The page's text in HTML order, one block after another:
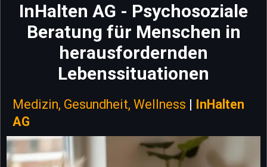
InHalten AG - Psychosoziale
Beratung für Menschen in
herausfordernden
Lebenssituationen
Medizin, Gesundheit, Wellness | InHalten
AG